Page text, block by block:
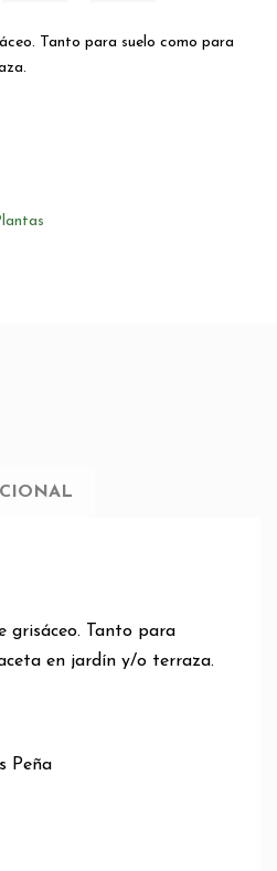
Tanto para suelo como para
grisáceo. Tanto para
en jardín y/o terraza.
Peña